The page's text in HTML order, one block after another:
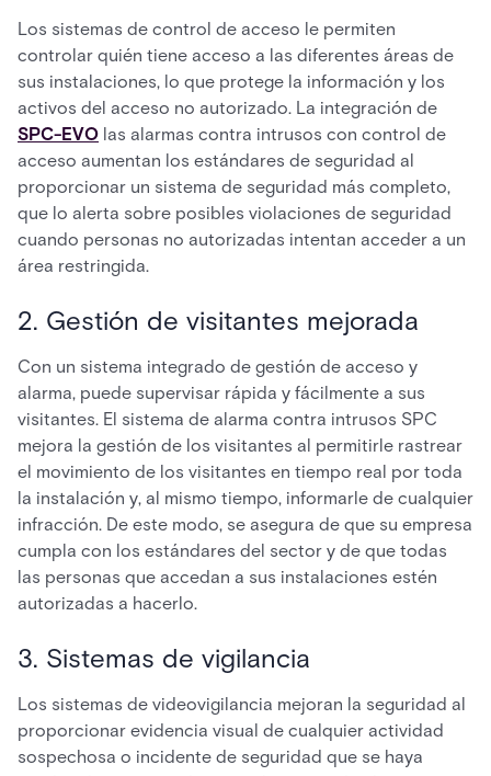
Los sistemas de control de acceso le permiten
controlar quién tiene acceso a las diferentes áreas de
sus instalaciones, lo que protege la información y los
activos del acceso no autorizado. La integración de
SPC-EVO las alarmas contra intrusos con control de
acceso aumentan los estándares de seguridad al
proporcionar un sistema de seguridad más completo,
que lo alerta sobre posibles violaciones de seguridad
cuando personas no autorizadas intentan acceder a un
área restringida.
2. Gestión de visitantes mejorada
Con un sistema integrado de gestión de acceso y
alarma, puede supervisar rápida y fácilmente a sus
visitantes. El sistema de alarma contra intrusos SPC
mejora la gestión de los visitantes al permitirle rastrear
el movimiento de los visitantes en tiempo real por toda
la instalación y, al mismo tiempo, informarle de cualquier
infracción. De este modo, se asegura de que su empresa
cumpla con los estándares del sector y de que todas
las personas que accedan a sus instalaciones estén
autorizadas a hacerlo.
3. Sistemas de vigilancia
Los sistemas de videovigilancia mejoran la seguridad al
proporcionar evidencia visual de cualquier actividad
sospechosa o incidente de seguridad que se haya